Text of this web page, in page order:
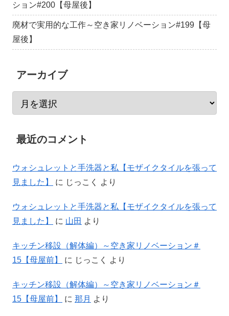
ション#200【母屋後】
廃材で実用的な工作～空き家リノベーション#199【母
屋後】
アーカイブ
最近のコメント
ウォシュレットと手洗器と私【モザイクタイルを張って
見ました】
に じっこく より
ウォシュレットと手洗器と私【モザイクタイルを張って
見ました】
に 山田 より
キッチン移設（解体編）～空き家リノベーション＃
15【母屋前】
に じっこく より
キッチン移設（解体編）～空き家リノベーション＃
15【母屋前】
に 那月 より